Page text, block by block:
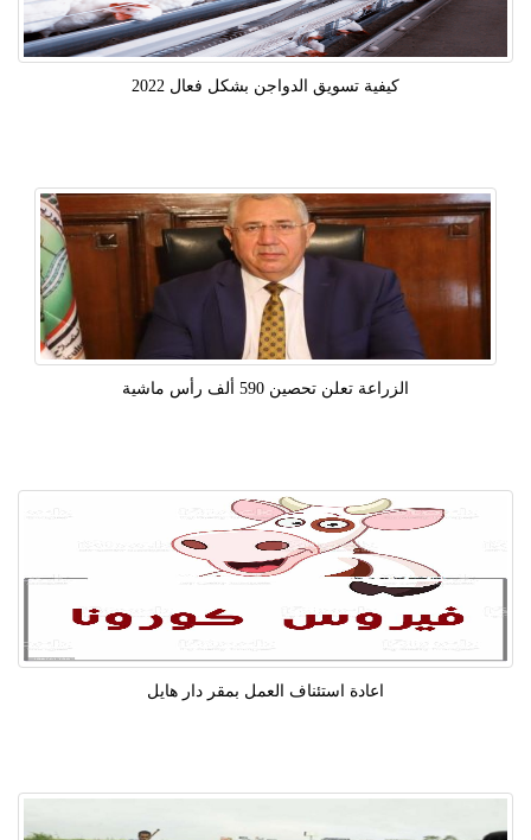
كيفية تسويق الدواجن بشكل فعال 2022
الزراعة تعلن تحصين 590 ألف رأس ماشية
اعادة استئناف العمل بمقر دار هايل